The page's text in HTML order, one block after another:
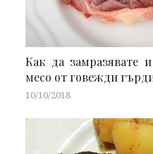
Как да замразявате
месо от говежди
10/10/2018